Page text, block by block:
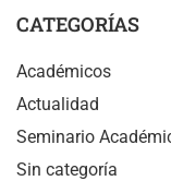
CATEGORÍAS
Académicos
Actualidad
Seminario
Sin categoría